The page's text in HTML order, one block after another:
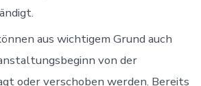
aus wichtigem Grund auch
von der
oder verschoben werden. Bereits